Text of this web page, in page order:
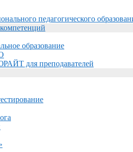
педагогического
образование
для преподавателей